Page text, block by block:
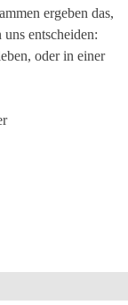
ergeben das,
entscheiden:
oder in einer